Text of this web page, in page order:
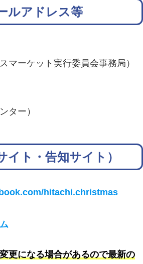
ルアドレス等
マーケット実行委員会事務局）
ター）
イト・告知サイト）
hitachi.christmas
更になる場合があるので最新の